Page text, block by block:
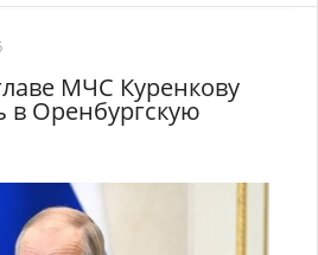
МЧС Куренкову
в Оренбургскую